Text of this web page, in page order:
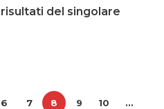
del singolare
6 7 8 9 10 …